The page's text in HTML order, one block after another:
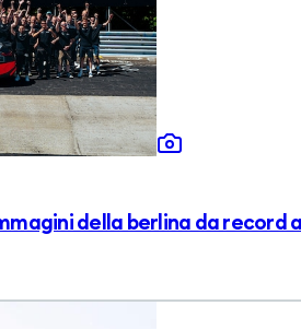
della berlina da record